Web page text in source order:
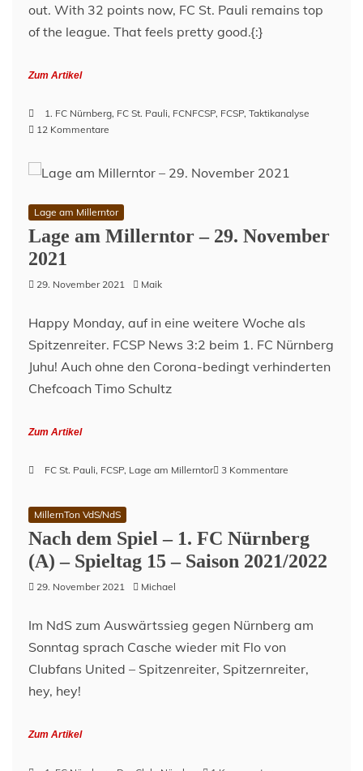
out. With 32 points now, FC St. Pauli remains top
of the league. That feels pretty good.{:}
Zum Artikel
1. FC Nürnberg, FC St. Pauli, FCNFCSP, FCSP, Taktikanalyse
12 Kommentare
Nürnberg
FC
Pauli
Wo
Wille
ist,
auch
3
Lage am Millerntor
Lage am Millerntor – 29. November
2021
29. November 2021 Maik
Happy Monday, auf in eine weitere Woche als
Spitzenreiter. FCSP News 3:2 beim 1. FC Nürnberg
Juhu! Auch ohne den Corona-bedingt verhinderten
Chefcoach Timo Schultz
Zum Artikel
FC St. Pauli, FCSP, Lage am Millerntor 3 Kommentare
–
29.
November
MillernTon VdS/NdS
Nach dem Spiel – 1. FC Nürnberg
(A) – Spieltag 15 – Saison 2021/2022
29. November 2021 Michael
Im NdS zum Auswärtssieg gegen Nürnberg am
Sonntag sprach Casche wieder mit Flo von
Clubfans United – Spitzenreiter, Spitzernreiter,
hey, hey!
Zum Artikel